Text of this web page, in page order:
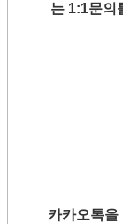
는 1:1문의
카카오톡을